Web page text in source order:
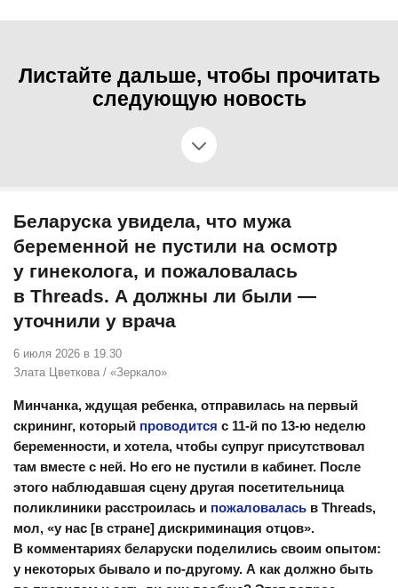
Листайте дальше, чтобы прочитать
следующую новость